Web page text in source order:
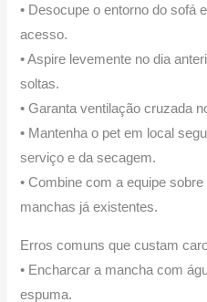
• Desocupe o entorno do sofá
acesso.
• Aspire levemente no dia
soltas.
• Garanta ventilação cruzada
• Mantenha o pet em local
serviço e da secagem.
• Combine com a equipe
manchas já existentes.
Erros comuns que custam
• Encharcar a mancha com
espuma.